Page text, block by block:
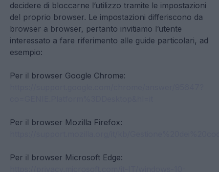
decidere di bloccarne l’utilizzo tramite le impostazioni
del proprio browser. Le impostazioni differiscono da
browser a browser, pertanto invitiamo l’utente
interessato a fare riferimento alle guide particolari, ad
esempio:
Per il browser Google Chrome:
Per il browser Mozilla Firefox:
Per il browser Microsoft Edge: